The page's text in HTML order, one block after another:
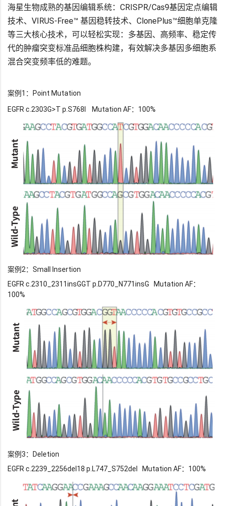
海星生物成熟的基因编辑系统：CRISPR/Cas9基因定点编辑
技术、VIRUS-Free™ 基因稳转技术、ClonePlus™细胞单克隆
等三大核心技术，可以轻松实现：多基因、高频率、稳定传
代的肿瘤突变标准品细胞株构建，有效解决多基因多细胞系
混合突变频率低的难题。
案例1：Point Mutation
EGFR c.2303G>T p.S768I Mutation AF：100%
案例2：Small Insertion
EGFR c.2310_2311insGGT p.D770_N771insG Mutation AF：
100%
案例3：Deletion
EGFR c.2239_2256del18 p.L747_S752del Mutation AF：100%